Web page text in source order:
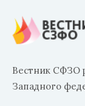
Вестник СФЗО
Западного